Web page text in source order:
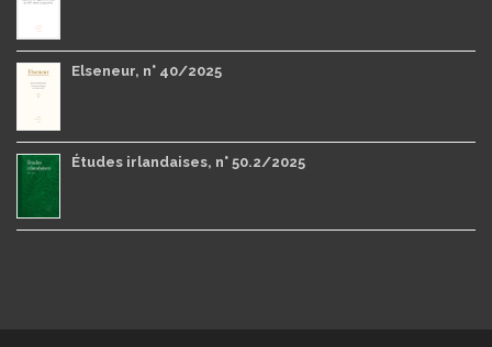
Elseneur, n° 40/2025
Études irlandaises, n° 50.2/2025